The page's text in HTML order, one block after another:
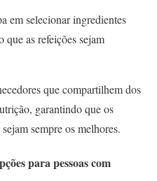
em selecionar ingredientes
que as refeições sejam
que compartilhem dos
garantindo que os
sempre os melhores.
para pessoas com